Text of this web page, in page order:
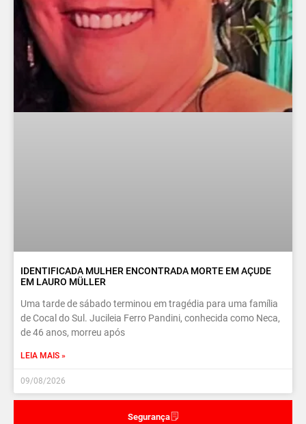
Segurança
IDENTIFICADA MULHER ENCONTRADA MORTE EM AÇUDE
EM LAURO MÜLLER
Uma tarde de sábado terminou em tragédia para uma família
de Cocal do Sul. Jucileia Ferro Pandini, conhecida como Neca,
de 46 anos, morreu após
LEIA MAIS »
09/08/2026